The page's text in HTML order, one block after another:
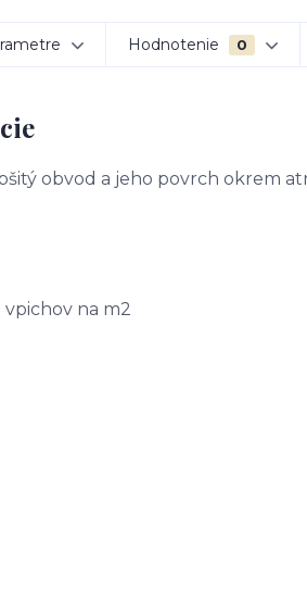
Hodnotenie 0
obvod a jeho povrch okrem
na m2